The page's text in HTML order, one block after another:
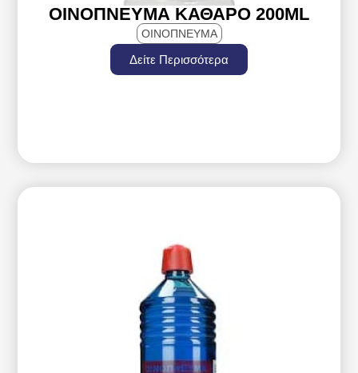
ΟΙΝΌΠΝΕΥΜΑ ΚΑΘΑΡΌ 200ML
ΟΙΝΟΠΝΕΥΜΑ
Δείτε Περισσότερα